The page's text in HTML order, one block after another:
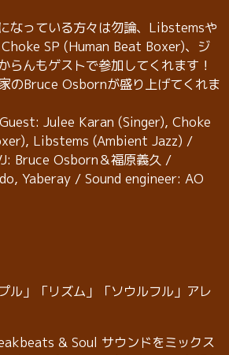
なっている方々は勿論、Libstemsや
SP (Human Beat Boxer)、ジ
らんもゲストで参加してくれます！
のBruce Osbornが盛り上げてくれま
Julee Karan (Singer), Choke
Libstems (Ambient Jazz) /
Bruce Osborn＆福原義久 /
Yaberay / Sound engineer: AO
ル」「リズム」「ソウルフル」アレ
& Soul サウンドをミックス